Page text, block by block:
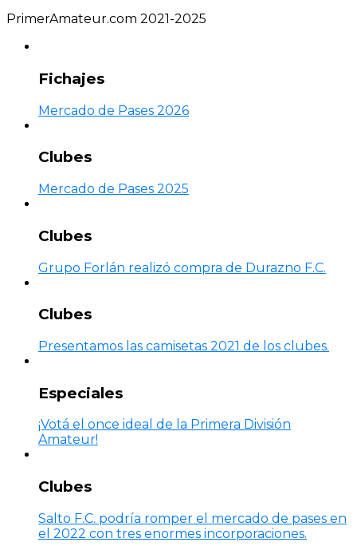
PrimerAmateur.com 2021-2025
Fichajes
Mercado de Pases 2026
Clubes
Mercado de Pases 2025
Clubes
Grupo Forlán realizó compra de Durazno F.C.
Clubes
Presentamos las camisetas 2021 de los clubes.
Especiales
¡Votá el once ideal de la Primera División
Amateur!
Clubes
Salto F.C. podría romper el mercado de pases en
el 2022 con tres enormes incorporaciones.